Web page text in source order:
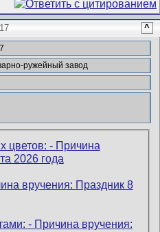
^
ружейный завод